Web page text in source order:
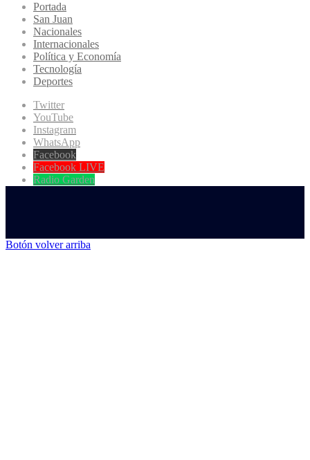
Portada
San Juan
Nacionales
Internacionales
Política y Economía
Tecnología
Deportes
Twitter
YouTube
Instagram
WhatsApp
Facebook
Facebook LIVE
Radio Garden
Botón volver arriba